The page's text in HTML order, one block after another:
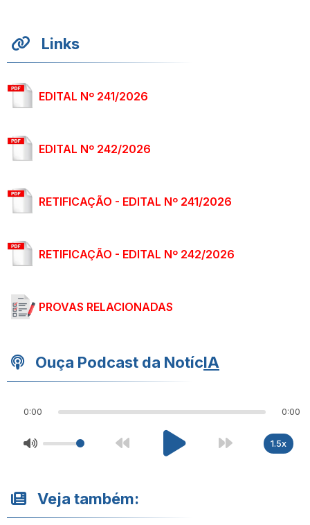
Links
EDITAL Nº 241/2026
EDITAL Nº 242/2026
RETIFICAÇÃO - EDITAL Nº 241/2026
RETIFICAÇÃO - EDITAL Nº 242/2026
PROVAS RELACIONADAS
Ouça Podcast da NotícIA
0:00 0:00
1.5x
Veja também: